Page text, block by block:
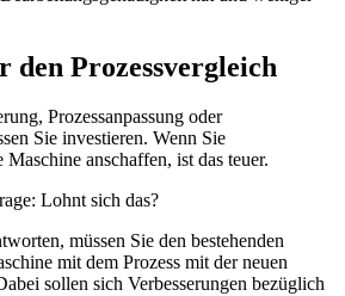
den Prozessvergleich
Prozessanpassung oder
Sie investieren. Wenn Sie
Maschine anschaffen, ist das teuer.
Lohnt sich das?
müssen Sie den bestehenden
mit dem Prozess mit der neuen
sollen sich Verbesserungen bezüglich